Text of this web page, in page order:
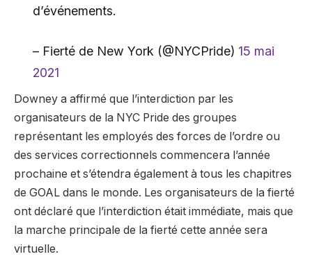
d’événements.
– Fierté de New York (@NYCPride) 15 mai
2021
Downey a affirmé que l’interdiction par les
organisateurs de la NYC Pride des groupes
représentant les employés des forces de l’ordre ou
des services correctionnels commencera l’année
prochaine et s’étendra également à tous les chapitres
de GOAL dans le monde. Les organisateurs de la fierté
ont déclaré que l’interdiction était immédiate, mais que
la marche principale de la fierté cette année sera
virtuelle.